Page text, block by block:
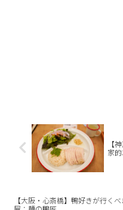
【
家
【大阪・心斎橋】鴨好きが行く